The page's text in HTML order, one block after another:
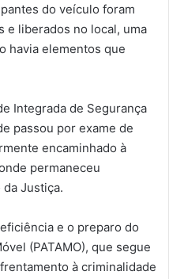
do veículo foram
e liberados no local, uma
havia elementos que
Integrada de Segurança
passou por exame de
encaminhado à
permaneceu
Justiça.
e o preparo do
(PATAMO), que segue
à criminalidade